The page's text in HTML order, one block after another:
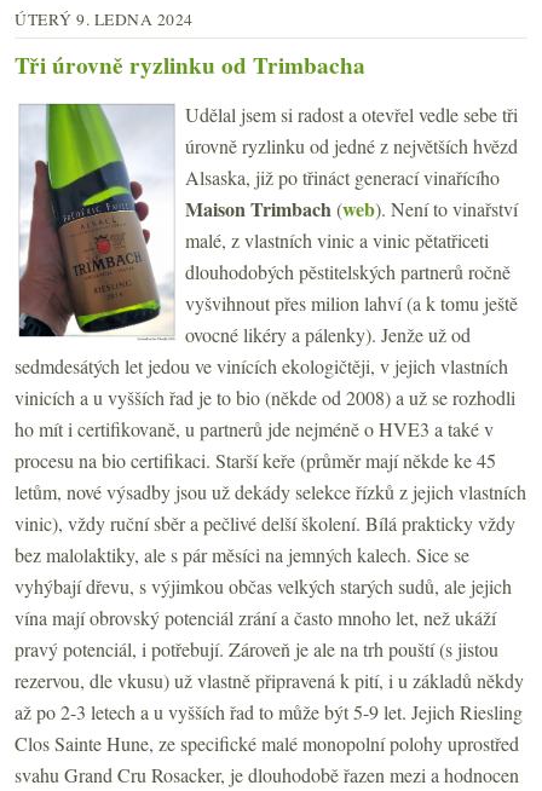
ÚTERÝ 9. LEDNA 2024
Tři úrovně ryzlinku od Trimbacha
Udělal jsem si radost a otevřel vedle sebe tři
úrovně ryzlinku od jedné z největších hvězd
Alsaska, již po třináct generací vinařícího
Maison Trimbach (web). Není to vinařství
malé, z vlastních vinic a vinic pětatřiceti
dlouhodobých pěstitelských partnerů ročně
vyšvihnout přes milion lahví (a k tomu ještě
ovocné likéry a pálenky). Jenže už od
sedmdesátých let jedou ve vinících ekologičtěji, v jejich vlastních
vinicích a u vyšších řad je to bio (někde od 2008) a už se rozhodli
ho mít i certifikovaně, u partnerů jde nejméně o HVE3 a také v
procesu na bio certifikaci. Starší keře (průměr mají někde ke 45
letům, nové výsadby jsou už dekády selekce řízků z jejich vlastních
vinic), vždy ruční sběr a pečlivé delší školení. Bílá prakticky vždy
bez malolaktiky, ale s pár měsíci na jemných kalech. Sice se
vyhýbají dřevu, s výjimkou občas velkých starých sudů, ale jejich
vína mají obrovský potenciál zrání a často mnoho let, než ukáží
pravý potenciál, i potřebují. Zároveň je ale na trh pouští (s jistou
rezervou, dle vkusu) už vlastně připravená k pití, i u základů někdy
až po 2-3 letech a u vyšších řad to může být 5-9 let. Jejich Riesling
Clos Sainte Hune, ze specifické malé monopolní polohy uprostřed
svahu Grand Cru Rosacker, je dlouhodobě řazen mezi a hodnocen